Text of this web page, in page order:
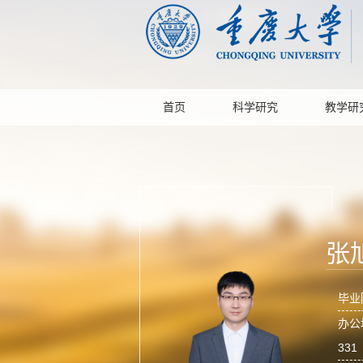
首页 科学研究 教学研
张
毕业
办公
331